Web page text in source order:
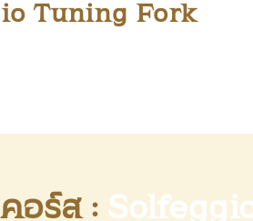
Tuning Fork
อร์ส :